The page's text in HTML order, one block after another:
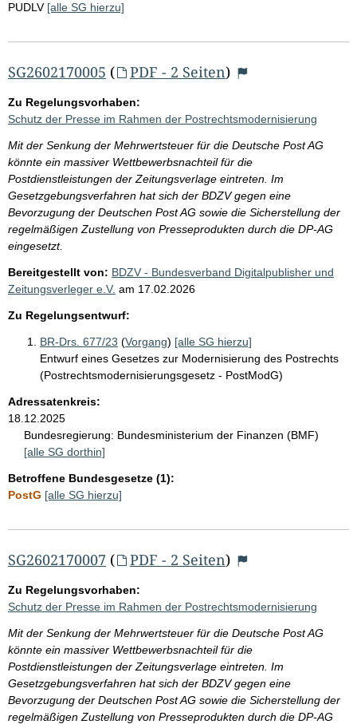
PUDLV [alle SG hierzu]
SG2602170005 ( PDF - 2 Seiten)
Zu Regelungsvorhaben:
Schutz der Presse im Rahmen der Postrechtsmodernisierung
Mit der Senkung der Mehrwertsteuer für die Deutsche Post AG
könnte ein massiver Wettbewerbsnachteil für die
Postdienstleistungen der Zeitungsverlage eintreten. Im
Gesetzgebungsverfahren hat sich der BDZV gegen eine
Bevorzugung der Deutschen Post AG sowie die Sicherstellung der
regelmäßigen Zustellung von Presseprodukten durch die DP-AG
eingesetzt.
Bereitgestellt von: BDZV - Bundesverband Digitalpublisher und
Zeitungsverleger e.V. am 17.02.2026
Zu Regelungsentwurf:
BR-Drs. 677/23 (Vorgang) [alle SG hierzu]
Entwurf eines Gesetzes zur Modernisierung des Postrechts
(Postrechtsmodernisierungsgesetz - PostModG)
Adressatenkreis:
18.12.2025
Bundesregierung: Bundesministerium der Finanzen (BMF)
[alle SG dorthin]
Betroffene Bundesgesetze (1):
PostG [alle SG hierzu]
SG2602170007 ( PDF - 2 Seiten)
Zu Regelungsvorhaben:
Schutz der Presse im Rahmen der Postrechtsmodernisierung
Mit der Senkung der Mehrwertsteuer für die Deutsche Post AG
könnte ein massiver Wettbewerbsnachteil für die
Postdienstleistungen der Zeitungsverlage eintreten. Im
Gesetzgebungsverfahren hat sich der BDZV gegen eine
Bevorzugung der Deutschen Post AG sowie die Sicherstellung der
regelmäßigen Zustellung von Presseprodukten durch die DP-AG